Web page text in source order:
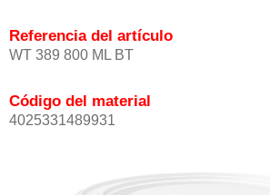
Referencia del artículo
WT 389 800 ML BT
Código del material
4025331489931